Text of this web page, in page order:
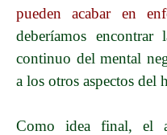
pueden acabar en
deberíamos
continuo del mental
a los otros aspectos del
Como idea final, el